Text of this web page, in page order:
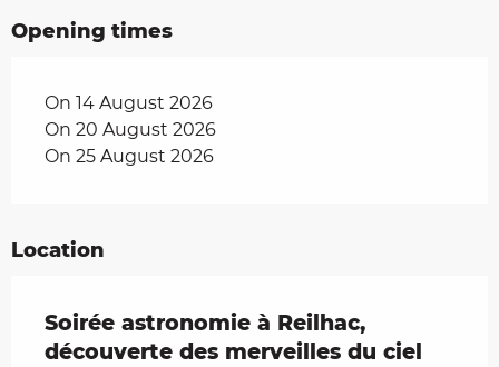
Opening times
On 14 August 2026
On 20 August 2026
On 25 August 2026
Location
Soirée astronomie à Reilhac,
découverte des merveilles du ciel